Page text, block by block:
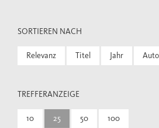
SORTIEREN NACH
Relevanz Titel Jahr
TREFFERANZEIGE
10 25 50 100